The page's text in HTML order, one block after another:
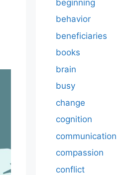
beginning
behavior
beneficiaries
books
brain
busy
change
cognition
communication
compassion
conflict